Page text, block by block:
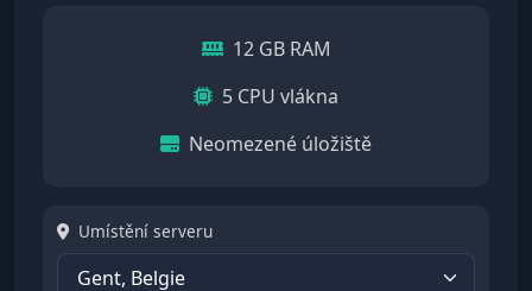
12 GB RAM
5 CPU vlákna
Neomezené úložiště
Umístění serveru